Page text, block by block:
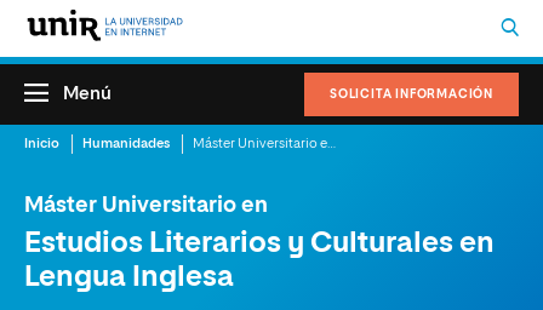
SOLICITA INFORMACIÓN
Menú
Inicio Humanidades
Máster Universitario en
Estudios Literarios y Culturales en
Lengua Inglesa